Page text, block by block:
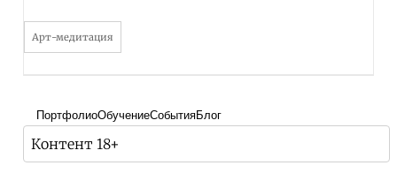
Арт-медитация
ПортфолиоОбучениеСобытияБлог
Контент 18+